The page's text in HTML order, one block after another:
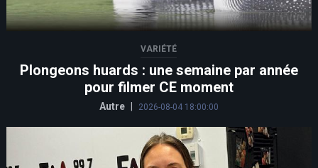
VARIÉTÉ
Plongeons huards : une semaine par année
pour filmer CE moment
Autre 2026-08-04 18:00:00